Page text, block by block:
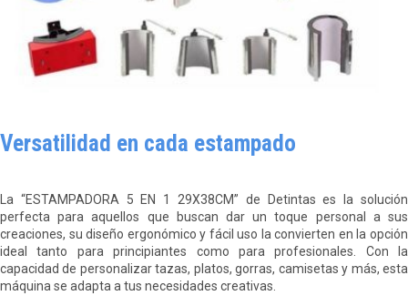
Versatilidad en cada estampado
La “ESTAMPADORA 5 EN 1 29X38CM” de Detintas es la solución
perfecta para aquellos que buscan dar un toque personal a sus
creaciones, su diseño ergonómico y fácil uso la convierten en la opción
ideal tanto para principiantes como para profesionales. Con la
capacidad de personalizar tazas, platos, gorras, camisetas y más, esta
máquina se adapta a tus necesidades creativas.